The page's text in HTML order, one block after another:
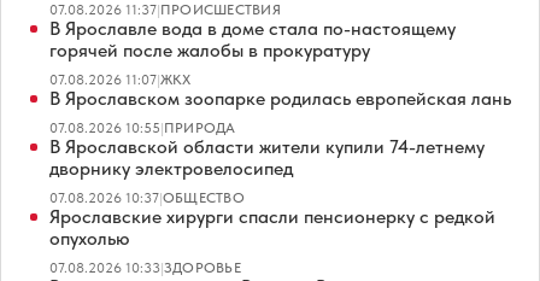
07.08.2026 11:37|ПРОИСШЕСТВИЯ
В Ярославле вода в доме стала по-настоящему
горячей после жалобы в прокуратуру
07.08.2026 11:07|ЖКХ
В Ярославском зоопарке родилась европейская лань
07.08.2026 10:55|ПРИРОДА
В Ярославской области жители купили 74-летнему
дворнику электровелосипед
07.08.2026 10:37|ОБЩЕСТВО
Ярославские хирурги спасли пенсионерку с редкой
опухолью
07.08.2026 10:33|ЗДОРОВЬЕ